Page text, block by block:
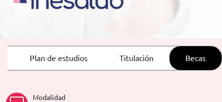
Plan de estudios Titulación Becas
Modalidad